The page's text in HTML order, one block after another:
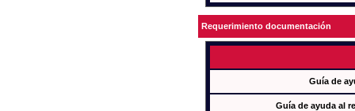
Requerimiento documentación
Guía de
Guía de ayuda al